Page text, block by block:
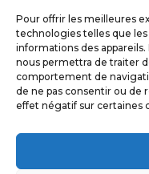
Pour offrir les meilleures
technologies telles que
informations des
nous permettra de traiter
comportement de
de ne pas consentir ou de
effet négatif sur certaines